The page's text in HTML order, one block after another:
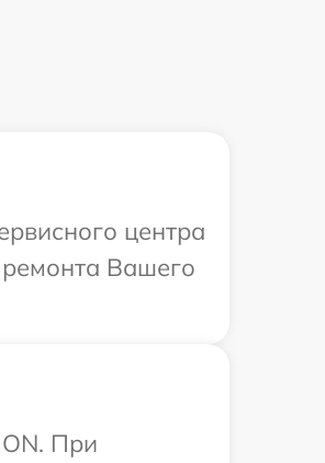
центра
Вашего
При